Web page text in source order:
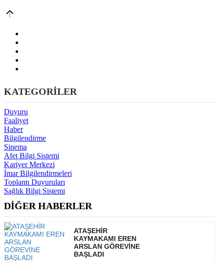
KATEGORİLER
Duyuru
Faaliyet
Haber
Bilgilendirme
Sinema
Afet Bilgi Sistemi
Kariyer Merkezi
İmar Bilgilendirmeleri
Toplantı Duyuruları
Sağlık Bilgi Sistemi
DİĞER HABERLER
ATAŞEHİR
KAYMAKAMI EREN
ARSLAN GÖREVİNE
BAŞLADI